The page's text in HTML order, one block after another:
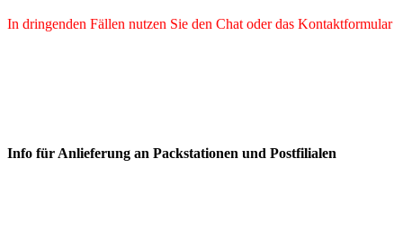
In dringenden Fällen nutzen Sie den Chat oder das Kontaktformular
Info für Anlieferung an Packstationen und Postfilialen